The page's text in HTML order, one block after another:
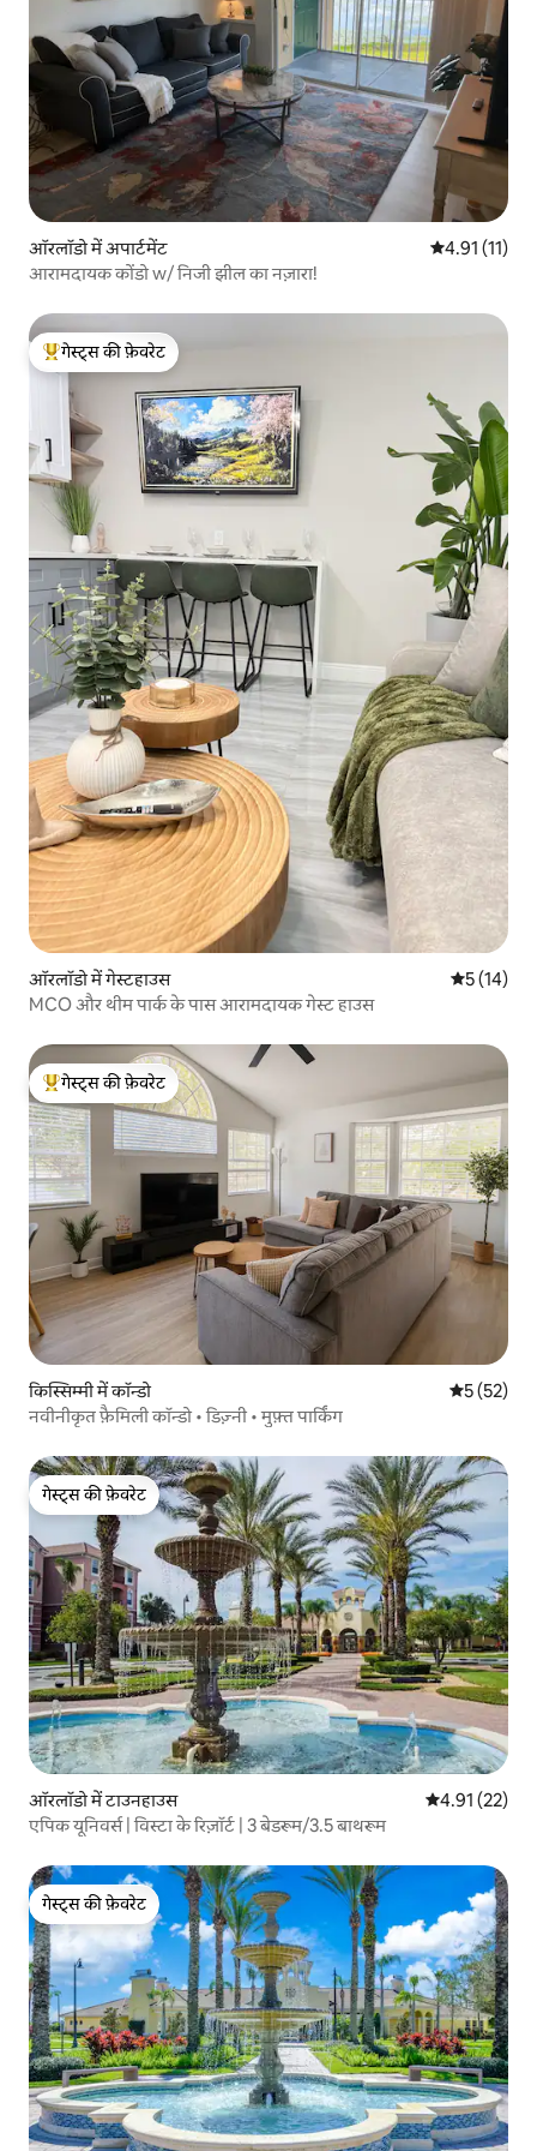
ऑरलॉडो में अपार्टमेंट औसत रेटिंग 5 में
4.91 (11)
आरामदायक कोंडो w/ निजी झील का नज़ारा!
गेस्ट्स का टॉप फ़ेवरेट
गेस्ट्स की फ़ेवरेट
ऑरलॉडो में गेस्टहाउस औसत रेटिंग
5 (14)
MCO और थीम पार्क के पास आरामदायक गेस्ट हाउस
गेस्ट्स का टॉप फ़ेवरेट
गेस्ट्स की फ़ेवरेट
किस्सिम्मी में कॉन्डो औसत रेटिंग
5 (52)
नवीनीकृत फ़ैमिली कॉन्डो • डिज़्नी • मुफ़्त पार्किंग
गेस्ट्स की फ़ेवरेट
गेस्ट्स की फ़ेवरेट
ऑरलॉडो में टाउनहाउस औसत रेटिंग 5 में
4.91 (22)
एपिक यूनिवर्स | विस्टा के रिज़ॉर्ट | 3 बेडरूम/3.5 बाथरूम
गेस्ट्स की फ़ेवरेट
गेस्ट्स की फ़ेवरेट